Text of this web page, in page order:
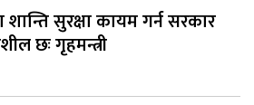
सुरक्षा कायम गर्न सरकार
छः गृहमन्त्री